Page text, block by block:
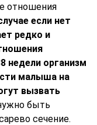
отношения
если нет
редко и
недели организм
малыша на
вызвать
быть
сечение.